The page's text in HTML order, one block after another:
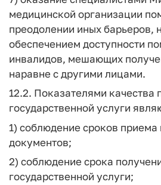
медицинской организации
преодолении иных барьеров,
обеспечением доступности
инвалидов, мешающих
наравне с другими лицами.
12.2. Показателями качества
государственной услуги
1) соблюдение сроков приема
документов;
2) соблюдение срока
государственной услуги;